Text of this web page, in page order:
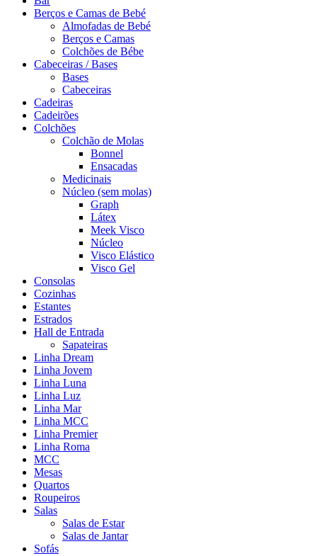
Berços e Camas de Bebé
Almofadas de Bebé
Berços e Camas
Colchões de Bébe
Cabeceiras / Bases
Bases
Cabeceiras
Cadeiras
Cadeirões
Colchões
Colchão de Molas
Bonnel
Ensacadas
Medicinais
Núcleo (sem molas)
Graph
Látex
Meek Visco
Núcleo
Visco Elástico
Visco Gel
Consolas
Cozinhas
Estantes
Estrados
Hall de Entrada
Sapateiras
Linha Dream
Linha Jovem
Linha Luna
Linha Luz
Linha Mar
Linha MCC
Linha Premier
Linha Roma
MCC
Mesas
Quartos
Roupeiros
Salas
Salas de Estar
Salas de Jantar
Sofás